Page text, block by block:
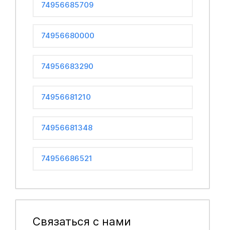
74956685709
74956680000
74956683290
74956681210
74956681348
74956686521
Связаться с нами